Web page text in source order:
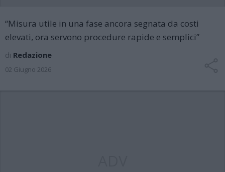
“Misura utile in una fase ancora segnata da costi
elevati, ora servono procedure rapide e semplici”
di Redazione
02 Giugno 2026